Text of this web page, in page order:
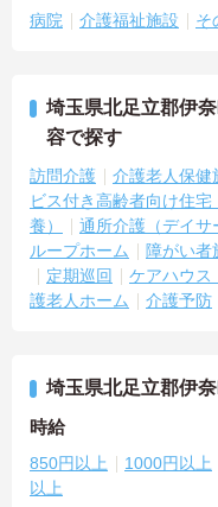
病院 介護福祉施設 そ
埼玉県北足立郡伊
容で探す
訪問介護 介護老人保健
ビス付き高齢者向け住宅
養）
通所介護（デイサ
ループホーム
障がい者
定期巡回
ケアハウス
護老人ホーム
介護予防
埼玉県北足立郡伊
時給
850円以上 1000円以上
以上